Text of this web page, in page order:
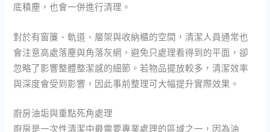
底積塵，也會一併進行清理。
對於有窗簾、軌道、層架與收納櫃的空間，清潔人員通常也
會注意高處落塵與角落灰網，避免只處理看得到的平面，卻
忽略了影響整體整潔感的細節。若物品擺放較多，清潔效率
與深度會受到影響，因此事前整理可大幅提升實際效果。
廚房油垢與重點死角處理
廚房是一次性清潔中最需要專業處理的區域之一，因為油